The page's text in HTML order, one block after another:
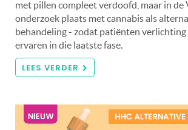
met pillen compleet verdoofd, maar in de
onderzoek plaats met cannabis als
behandeling - zodat patiënten
ervaren in die laatste fase.
LEES VERDER